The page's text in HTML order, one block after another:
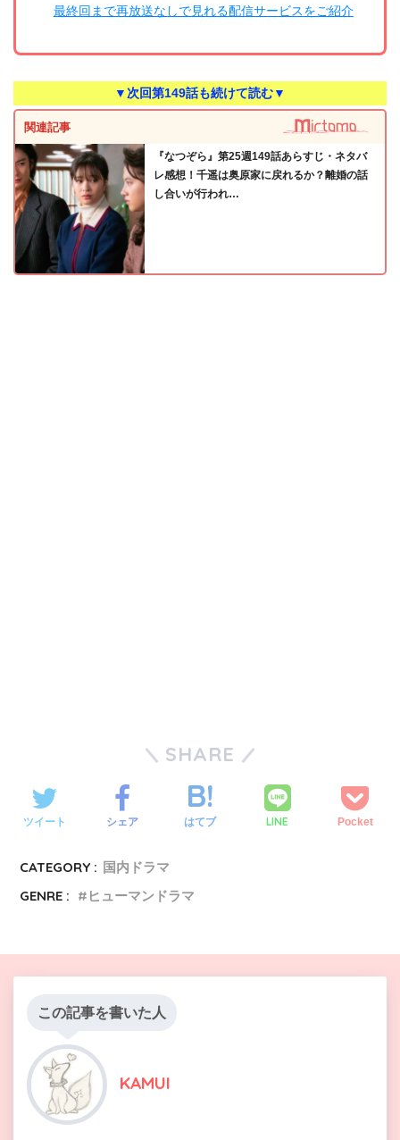
最終回まで再放送なしで見れる配信サービスをご紹介
▼次回第149話も続けて読む▼
関連記事
『なつぞら』第25週149話あらすじ・ネタバ
レ感想！千遥は奥原家に戻れるか？離婚の話
し合いが行われ…
SHARE
ツイート シェア はてブ LINE Pocket
CATEGORY : 国内ドラマ
GENRE :
ヒューマンドラマ
この記事を書いた人
KAMUI